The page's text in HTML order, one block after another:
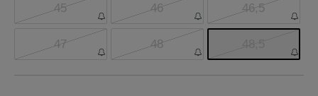
45 46 46,5
47 48